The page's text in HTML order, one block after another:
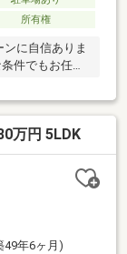
所有権
に自信ありま
件でもお任せ
日に限らず平
お客様が安心
す。経験豊富
す。お住まい
60-
♪スマートフォ
万円 5LDK
49年6ヶ月)